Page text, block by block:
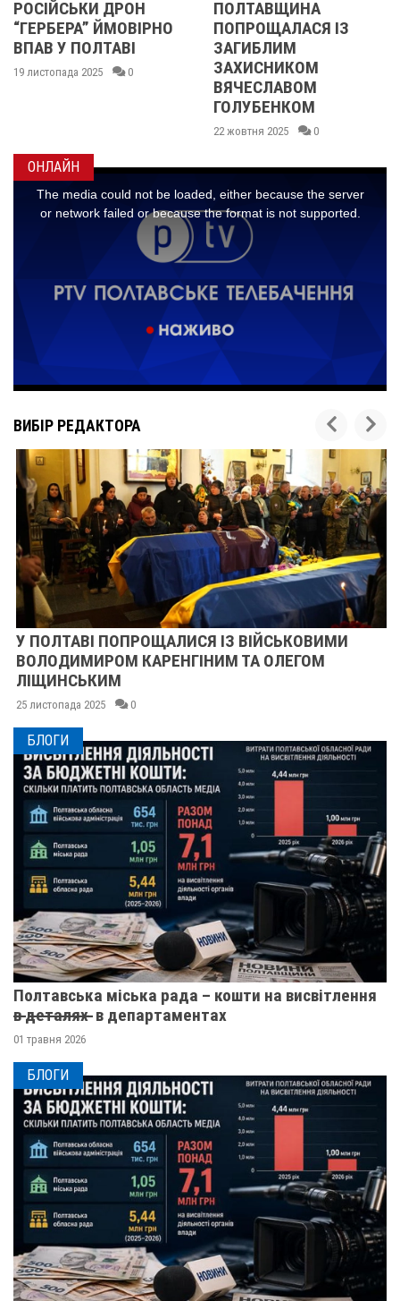
ПОЛТАВЩИНА
ПОПРОЩАЛАСЯ ІЗ
ЗАГИБЛИМ
ЗАХИСНИКОМ
«НАШ МИХАЙЛО
ЗАВЖДИ БУВ
ЛЮДИНОЮ З
ВЕЛИКИМ СЕРЦЕМ»
07 жовтня 2025
ОНЛАЙН
ВИБІР РЕДАКТОРА
У ПОЛТАВІ ПОПРОЩАЛИСЯ ІЗ ВІЙСЬКОВИМИ
ВОЛОДИМИРОМ КАРЕНГІНИМ ТА ОЛЕГОМ
ЛІЩИНСЬКИМ
25 листопада 2025 0
БЛОГИ
Полтавська міська рада – кошти на висвітлення
в̶ ̶д̶е̶т̶а̶л̶я̶х̶ ̶ в департаментах
01 травня 2026
БЛОГИ